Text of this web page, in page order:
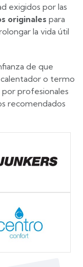
exigidos por las
originales para
la vida útil
de que
o termo
por profesionales
recomendados